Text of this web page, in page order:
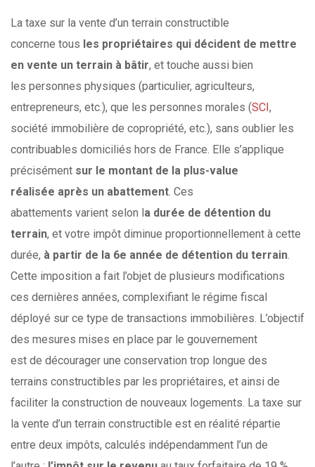
La taxe sur la vente d’un terrain constructible
concerne tous les propriétaires qui décident de mettre
en vente un terrain à bâtir, et touche aussi bien
les personnes physiques (particulier, agriculteurs,
entrepreneurs, etc.), que les personnes morales (SCI,
société immobilière de copropriété, etc.), sans oublier les
contribuables domiciliés hors de France. Elle s’applique
précisément sur le montant de la plus-value
réalisée après un abattement. Ces
abattements varient selon la durée de détention du
terrain, et votre impôt diminue proportionnellement à cette
durée, à partir de la 6e année de détention du terrain.
Cette imposition a fait l’objet de plusieurs modifications
ces dernières années, complexifiant le régime fiscal
déployé sur ce type de transactions immobilières. L’objectif
des mesures mises en place par le gouvernement
est de décourager une conservation trop longue des
terrains constructibles par les propriétaires, et ainsi de
faciliter la construction de nouveaux logements. La taxe sur
la vente d’un terrain constructible est en réalité répartie
entre deux impôts, calculés indépendamment l’un de